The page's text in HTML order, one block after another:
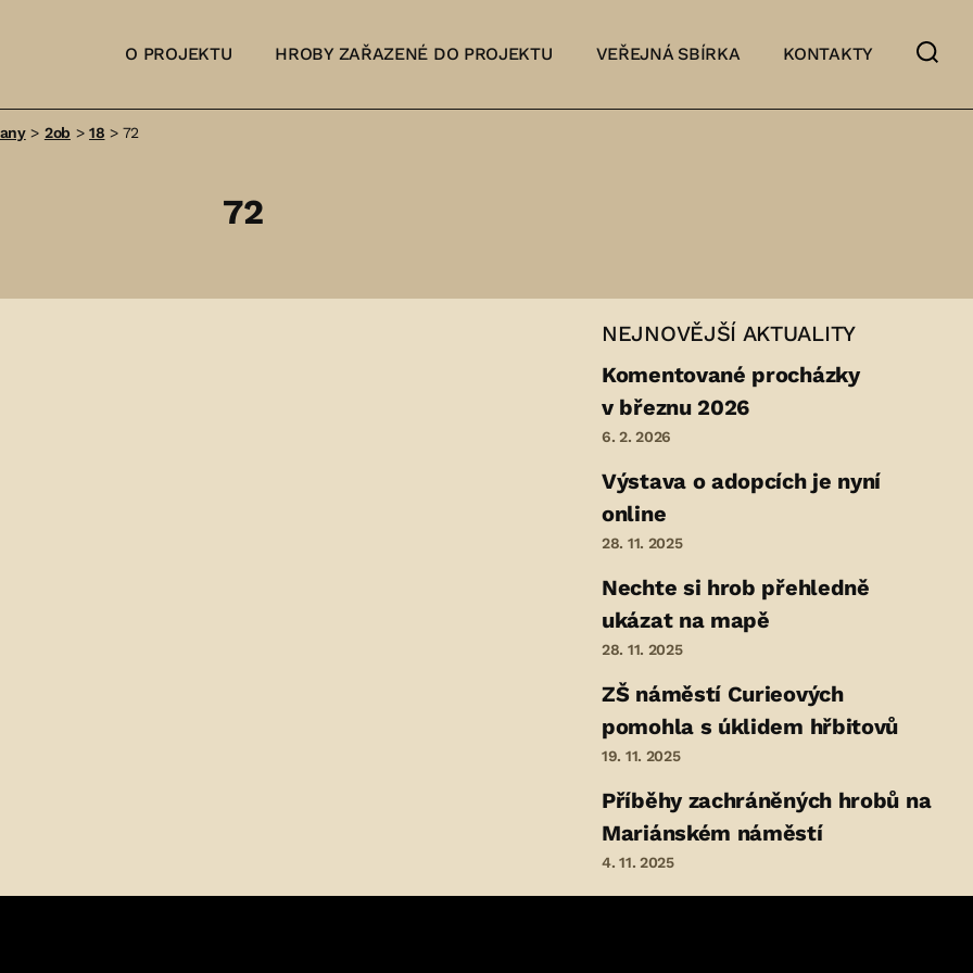
O PROJEKTU HROBY ZAŘAZENÉ DO PROJEKTU VEŘEJNÁ SBÍRKA KONTAKTY
> 2ob >18 > 72
72
NEJNOVĚJŠÍ AKTUALITY
Komentované procházky
v březnu 2026
6. 2. 2026
Výstava o adopcích je nyní
online
28. 11. 2025
Nechte si hrob přehledně
ukázat na mapě
28. 11. 2025
ZŠ náměstí Curieových
pomohla s úklidem hřbitovů
19. 11. 2025
Příběhy zachráněných hrobů na
Mariánském náměstí
4. 11. 2025